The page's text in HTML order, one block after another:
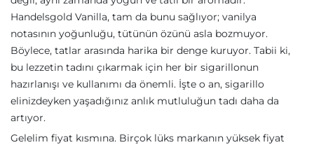
Handelsgold Vanilla, tam da bunu sağlıyor; vanilya
notasının yoğunluğu, tütünün özünü asla bozmuyor.
Böylece, tatlar arasında harika bir denge kuruyor. Tabii ki,
bu lezzetin tadını çıkarmak için her bir sigarillonun
hazırlanışı ve kullanımı da önemli. İşte o an, sigarillo
elinizdeyken yaşadığınız anlık mutluluğun tadı daha da
artıyor.
Gelelim fiyat kısmına. Birçok lüks markanın yüksek fiyat